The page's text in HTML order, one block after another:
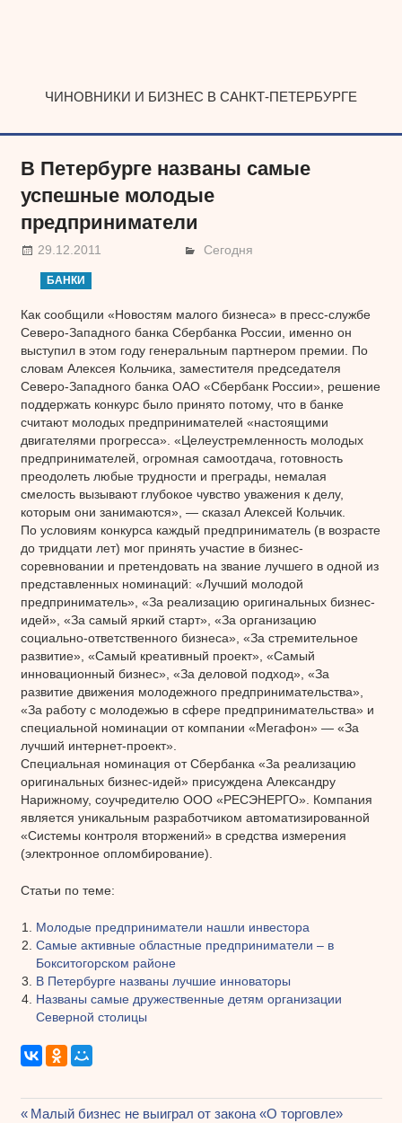
ЧИНОВНИКИ И БИЗНЕС В САНКТ-ПЕТЕРБУРГЕ
В Петербурге названы самые
успешные молодые
предприниматели
29.12.2011 Сегодня
БАНКИ
Как сообщили «Новостям малого бизнеса» в пресс-службе
Северо-Западного банка Сбербанка России, именно он
выступил в этом году генеральным партнером премии. По
словам Алексея Кольчика, заместителя председателя
Северо-Западного банка ОАО «Сбербанк России», решение
поддержать конкурс было принято потому, что в банке
считают молодых предпринимателей «настоящими
двигателями прогресса». «Целеустремленность молодых
предпринимателей, огромная самоотдача, готовность
преодолеть любые трудности и преграды, немалая
смелость вызывают глубокое чувство уважения к делу,
которым они занимаются», — сказал Алексей Кольчик.
По условиям конкурса каждый предприниматель (в возрасте
до тридцати лет) мог принять участие в бизнес-
соревновании и претендовать на звание лучшего в одной из
представленных номинаций: «Лучший молодой
предприниматель», «За реализацию оригинальных бизнес-
идей», «За самый яркий старт», «За организацию
социально-ответственного бизнеса», «За стремительное
развитие», «Самый креативный проект», «Самый
инновационный бизнес», «За деловой подход», «За
развитие движения молодежного предпринимательства»,
«За работу с молодежью в сфере предпринимательства» и
специальной номинации от компании «Мегафон» — «За
лучший интернет-проект».
Специальная номинация от Сбербанка «За реализацию
оригинальных бизнес-идей» присуждена Александру
Нарижному, соучредителю ООО «РЕСЭНЕРГО». Компания
является уникальным разработчиком автоматизированной
«Системы контроля вторжений» в средства измерения
(электронное опломбирование).
Статьи по теме:
Молодые предприниматели нашли инвестора
Самые активные областные предприниматели – в
Бокситогорском районе
В Петербурге названы лучшие инноваторы
Названы самые дружественные детям организации
Северной столицы
Предыдущая
Малый бизнес не выиграл от закона «О торговле»